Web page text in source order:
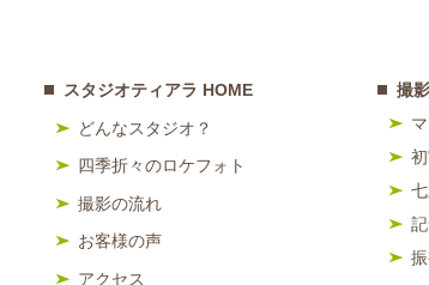
スタジオティアラ HOME
どんなスタジオ？
四季折々のロケフォト
撮影の流れ
お客様の声
アクセス
撮